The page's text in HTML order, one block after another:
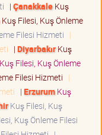
| ÇanakkaleKuş
Kuş Filesi, Kuş Önleme
Filesi Hizmeti |
| DiyarbakırKuş
Filesi, Kuş Önleme
Filesi Hizmeti |
| ErzurumKuş
Kuş Filesi, Kuş
Kuş Önleme Filesi